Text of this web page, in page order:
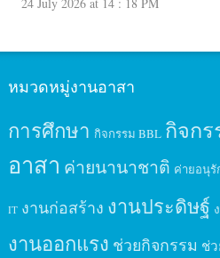
หมวดหมู่งานอาสา
การศึกษา กิจกรรม BBL กิจกร
อาสา ค่ายนานาชาติ ค่ายอนุรั
IT งานก่อสร้าง งานประดิษฐ์
งานออกแรง ช่วยกิจกรรม ช่